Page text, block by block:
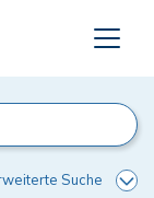
Suche